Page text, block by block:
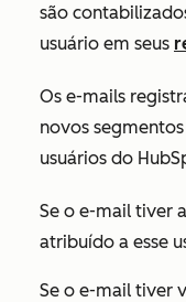
são
usuário em seus
Os e-mails
novos
usuários do
Se o e-mail tiver
atribuído a esse
Se o e-mail tiver